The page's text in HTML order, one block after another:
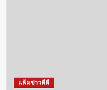
แฟ้มข่าวดีดี